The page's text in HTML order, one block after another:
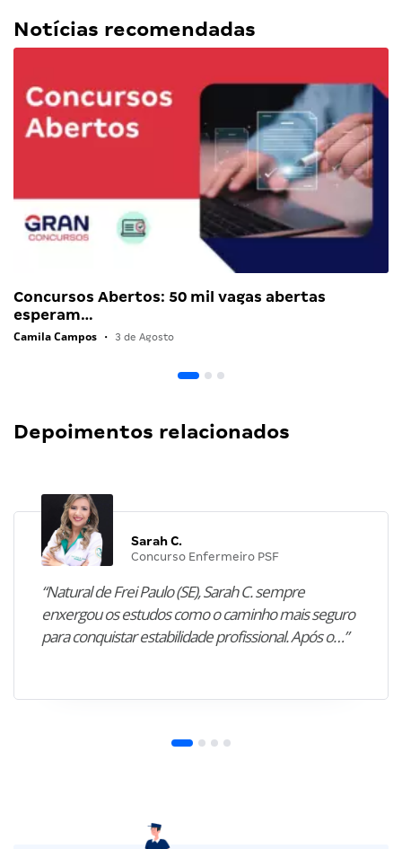
Notícias recomendadas
Concursos Abertos: 50 mil vagas abertas
esperam…
Camila Campos • 3 de Agosto
Depoimentos relacionados
Sarah C.
Concurso Enfermeiro PSF
“Natural de Frei Paulo (SE), Sarah C. sempre
enxergou os estudos como o caminho mais seguro
para conquistar estabilidade profissional. Após o…”